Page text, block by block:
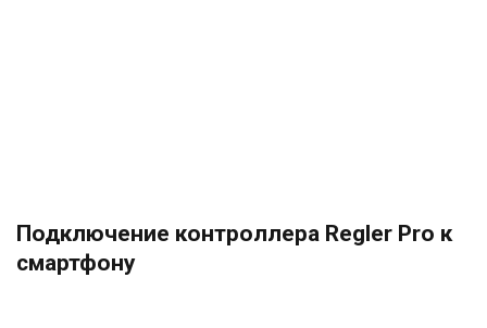
Подключение контроллера Regler Pro к
смартфону